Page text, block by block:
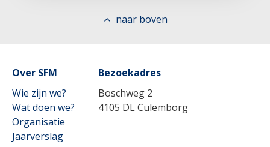
Lees meer
naar boven
Over SFM
Wie zijn we?
Wat doen we?
Organisatie
Jaarverslag
Bezoekadres
Boschweg 2
4105 DL Culemborg